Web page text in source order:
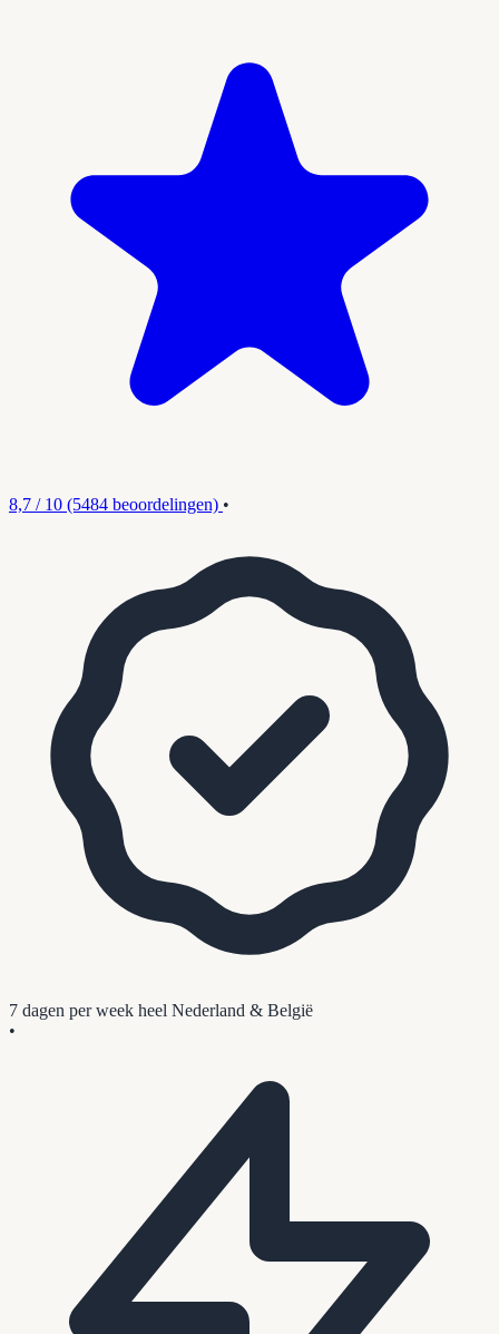
8,7 / 10 (5484 beoordelingen) •
7 dagen per week heel Nederland & België
•